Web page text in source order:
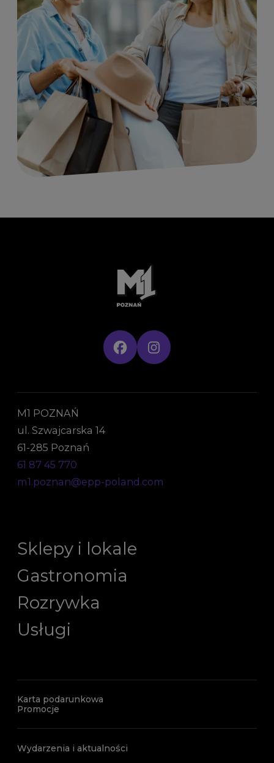
M1 POZNAŃ
ul. Szwajcarska 14
61-285 Poznań
61 87 45 770
m1.poznan@epp-poland.com
Sklepy i lokale
Gastronomia
Rozrywka
Usługi
Karta podarunkowa
Promocje
Wydarzenia i aktualności